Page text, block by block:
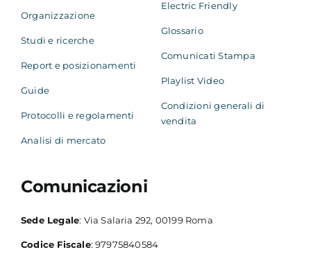
Organizzazione
Studi e ricerche
Report e posizionamenti
Guide
Protocolli e regolamenti
Analisi di mercato
Electric Friendly
Glossario
Comunicati Stampa
Playlist Video
Condizioni generali di
vendita
Comunicazioni
Sede Legale: Via Salaria 292, 00199 Roma
Codice Fiscale: 97975840584